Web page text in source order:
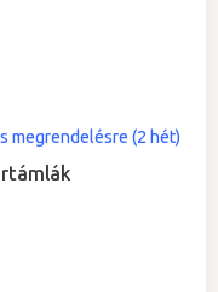
megrendelésre (2 hét)